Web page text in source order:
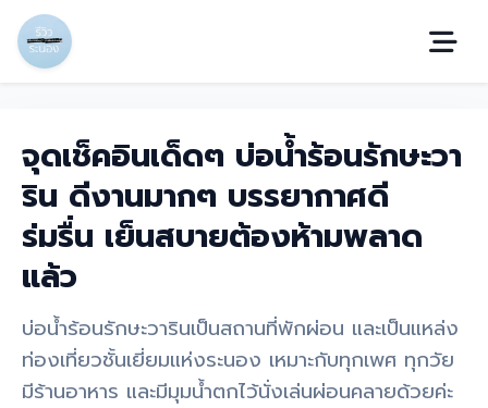
จุดเช็คอินเด็ดๆ บ่อน้ำร้อนรักษะวา
ริน ดีงานมากๆ บรรยากาศดี
ร่มรื่น เย็นสบายต้องห้ามพลาด
แล้ว
บ่อน้ำร้อนรักษะวารินเป็นสถานที่พักผ่อน และเป็นแหล่ง
ท่องเที่ยวชั้นเยี่ยมแห่งระนอง เหมาะกับทุกเพศ ทุกวัย
มีร้านอาหาร และมีมุมน้ำตกไว้นั่งเล่นผ่อนคลายด้วยค่ะ